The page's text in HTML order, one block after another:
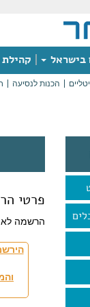
בישראל
הכנות לנסיעה
פרטי
הרשמה לא